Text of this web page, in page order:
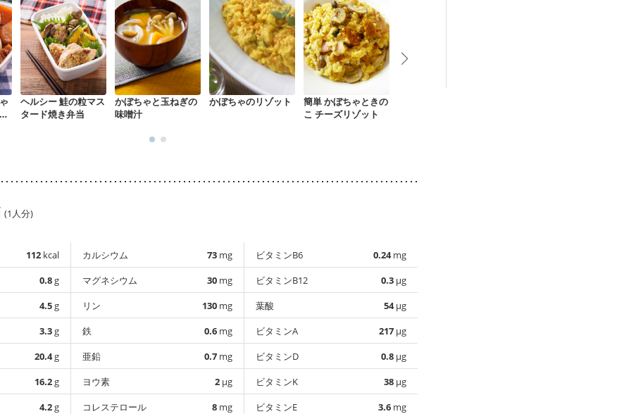
ヘルシー 鮭の粒マス
タード焼き弁当
かぼちゃと玉ねぎの
味噌汁
かぼちゃのリゾット
簡単 かぼちゃときの
こ チーズリゾット
(1人分)
112 kcal
0.8g
4.5g
3.3g
20.4g
16.2g
4.2g
カルシウム 73 mg
マグネシウム
30 mg
リン
130 mg
鉄
0.6 mg
亜鉛
0.7 mg
ヨウ素
2 µg
コレステロール
8 mg
ビタミンB6 0.24mg
ビタミンB12
0.3 µg
葉酸
54µg
ビタミンA
217 µg
ビタミンD
0.8 µg
ビタミンK
38 µg
ビタミンE
3.6 mg